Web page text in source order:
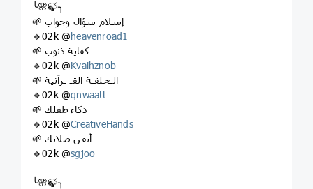
╰🌸🍃╮
🌱 إسلام سؤال وجواب
🔹02k @heavenroad1
🌱 كفاية ذنوب
🔹02k @Kvaihznob
🌱 الـحلقـة القـ ـرآنية
🔹02k @qnwaatt
🌱 ذكاء طفلك
🔹02k @CreativeHands
🌱 أتقن صلاتك
🔹02k @sgjoo
╰🌸🍃╮